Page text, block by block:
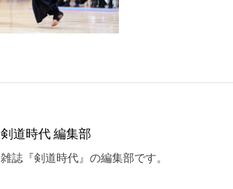
剣道時代 編集部
雑誌『剣道時代』の編集部です。